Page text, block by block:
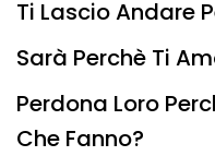
Ti Lascio Andare
Sarà Perchè Ti
Perdona Loro
Che Fanno?